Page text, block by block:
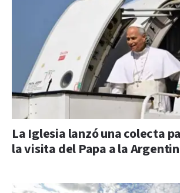
La Iglesia lanzó una colecta
la visita del Papa a la